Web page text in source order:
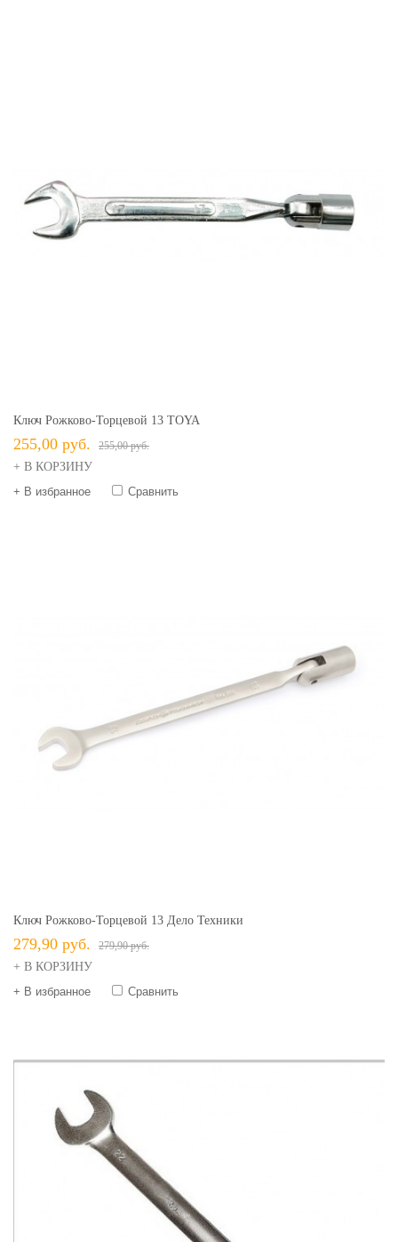
Ключ Рожково-Торцевой 13 TOYA
255,00 руб. 255,00 руб.
+ В КОРЗИНУ
+ В избранное
Сравнить
Ключ Рожково-Торцевой 13 Дело Техники
279,90 руб. 279,90 руб.
+ В КОРЗИНУ
+ В избранное
Сравнить